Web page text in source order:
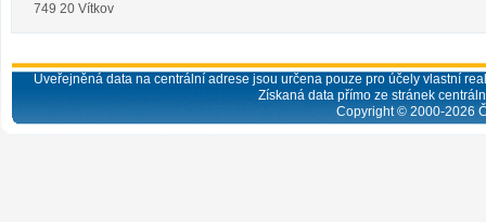
749 20 Vítkov
Uveřejněná data na centrální adrese jsou určena pouze pro účely vlastní
Získaná data přímo ze stránek
Copyright © 2000-2026